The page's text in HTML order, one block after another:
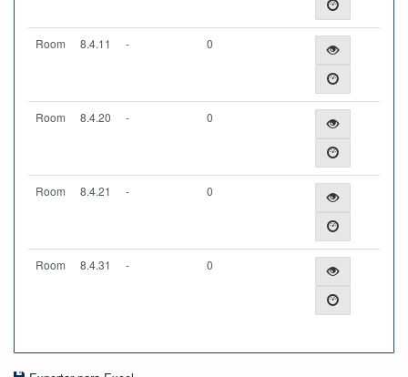
Room 8.4.11 - 0
Room 8.4.20 - 0
Room 8.4.21 - 0
Room 8.4.31 - 0